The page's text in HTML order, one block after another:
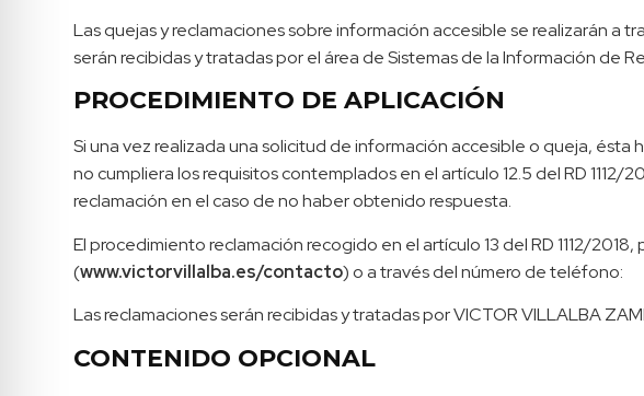
Las quejas y reclamaciones sobre información accesible se realizarán
serán recibidas y tratadas por el área de Sistemas de la Información de
PROCEDIMIENTO DE APLICACIÓN
Si una vez realizada una solicitud de información accesible o queja,
no cumpliera los requisitos contemplados en el artículo 12.5 del RD
reclamación en el caso de no haber obtenido respuesta.
El procedimiento reclamación recogido en el artículo 13 del RD 1112/
(www.victorvillalba.es/contacto) o a través del número de teléfono:
Las reclamaciones serán recibidas y tratadas por VICTOR VILLALBA
CONTENIDO OPCIONAL